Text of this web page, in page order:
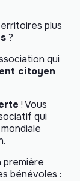
plus
?
qui
citoyen
! Vous
qui
première
bénévoles :